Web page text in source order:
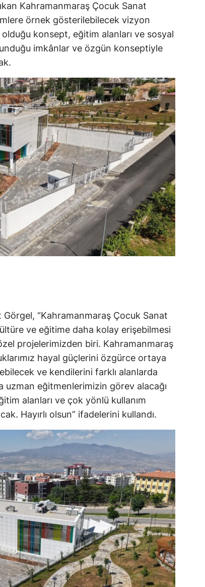
Kahramanmaraş Çocuk Sanat
örnek gösterilebilecek vizyon
konsept, eğitim alanları ve sosyal
imkânlar ve özgün konseptiyle
Görgel, “Kahramanmaraş Çocuk Sanat
ve eğitime daha kolay erişebilmesi
projelerimizden biri. Kahramanmaraş
hayal güçlerini özgürce ortaya
ve kendilerini farklı alanlarda
uzman eğitmenlerimizin görev alacağı
alanları ve çok yönlü kullanım
Hayırlı olsun” ifadelerini kullandı.